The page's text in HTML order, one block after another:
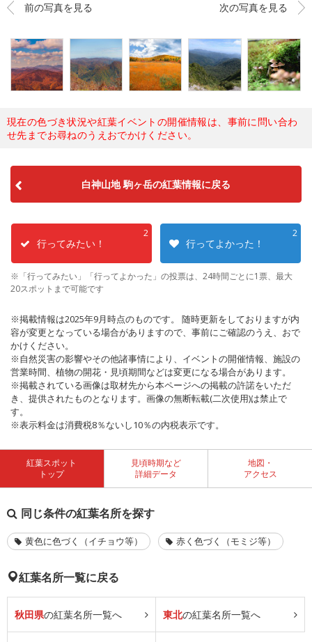
前の写真を見る 次の写真を見る
現在の色づき状況や紅葉イベントの開催情報は、事前に問い合わ
せ先までお尋ねのうえおでかけください。
白神山地 駒ヶ岳の紅葉情報に戻る
2
行ってみたい！
2
行ってよかった！
※「行ってみたい」「行ってよかった」の投票は、24時間ごとに1票、最大
20スポットまで可能です
※掲載情報は2025年9月時点のものです。 随時更新をしておりますが内
容が変更となっている場合がありますので、事前にご確認のうえ、おで
かけください。
※自然災害の影響やその他諸事情により、イベントの開催情報、施設の
営業時間、植物の開花・見頃期間などは変更になる場合があります。
※掲載されている画像は取材先から本ページへの掲載の許諾をいただ
き、提供されたものとなります。画像の無断転載(二次使用)は禁止で
す。
※表示料金は消費税8％ないし10％の内税表示です。
紅葉スポット
トップ
見頃時期など
詳細データ
地図・
アクセス
同じ条件の紅葉名所を探す
黄色に色づく（イチョウ等） 赤く色づく（モミジ等）
紅葉名所一覧に戻る
秋田県の紅葉名所一覧へ 東北の紅葉名所一覧へ